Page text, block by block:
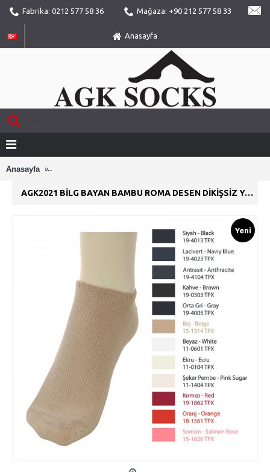
Fabrika: 0212 577 58 36 Mağaza: +90 212 577 58 33
Anasayfa
Anasayfa AGK2021 Bilg Bayan Bambu Roma Desen Dikişsiz Yazlık
AGK2021 BILG BAYAN BAMBU ROMA DESEN DIKIŞSIZ YAZLIK PATIK ÇORAP
Yeni